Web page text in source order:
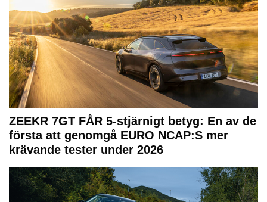
ZEEKR 7GT FÅR 5-stjärnigt betyg: En av de
första att genomgå EURO NCAP:S mer
krävande tester under 2026